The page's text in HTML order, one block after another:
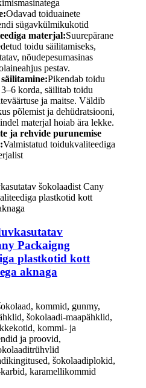
Odavad toiduainete
sügavkülmikukotid
materjal:Suurepärane
toidu säilitamiseks,
nõudepesumasinas
pestav.
Pikendab toidu
korda, säilitab toidu
ja maitse. Väldib
põlemist ja dehüdratsiooni,
materjal hoiab ära lekke.
ja rehvide purunemise
Valmistatud toidukvaliteediga
Packaigng
plastkotid kott
aknaga
kommid, gunmy,
šokolaadi-maapähklid,
kommi- ja
ja proovid,
šokolaadiplokid,
karamellikommid